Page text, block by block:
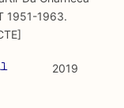
relevantes
ter acesso
Trata-se de
que é
ambas
1951-1963.
2019